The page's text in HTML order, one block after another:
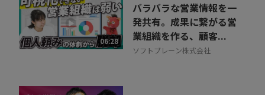
06:28
バラバラな営業情報を一
発共有。成果に繋がる営
業組織を作る、顧客...
ソフトブレーン株式会社